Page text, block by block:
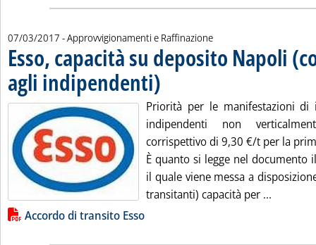
07/03/2017 - Approvvigionamenti e Raffinazione
Esso, capacità su deposito Napoli
agli indipendenti) . Pubblicata martedì 07 marzo 2017 alle 9.41.
Priorità per le manifestazioni di
indipendenti non
corrispettivo di 9,30 €/t per la
È quanto si legge nel documento
il quale viene messa a
transitanti) capacità per ...
Lista allegati PDF alla notizia
Accordo di transito Esso